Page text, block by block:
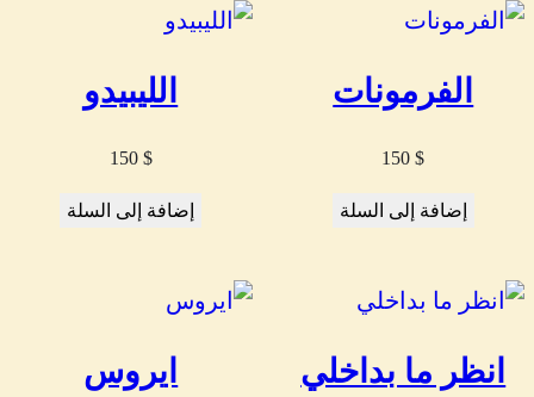
الفرمونات
150$
إضافة إلى السلة
الليبيدو
150 $
إضافة إلى السلة
انظر ما بداخلي ايروس